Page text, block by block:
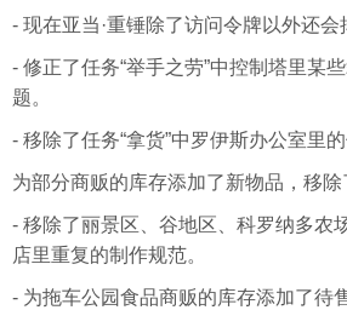
- 现在亚当·重锤除了访问令牌以外还会
- 修正了任务“举手之劳”中控制塔里某
题。
- 移除了任务“拿货”中罗伊斯办公室里的
为部分商贩的库存添加了新物品，移除
- 移除了丽景区、谷地区、科罗纳多农
店里重复的制作规范。
- 为拖车公园食品商贩的库存添加了待